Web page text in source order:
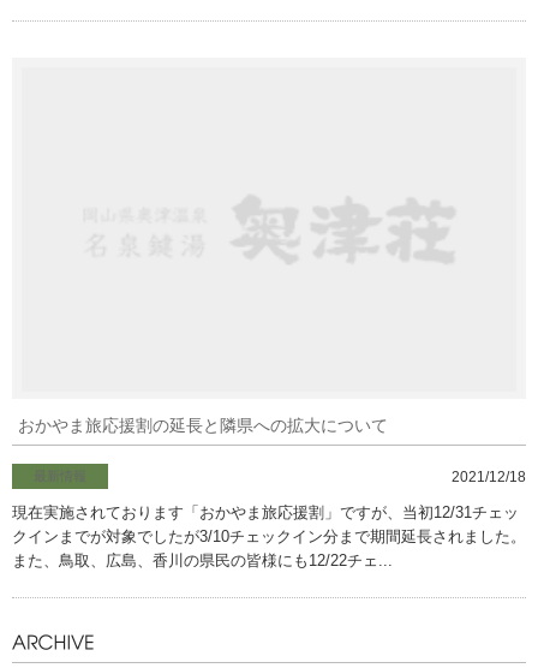
おかやま旅応援割の延長と隣県への拡大について
2021/12/18
現在実施されております「おかやま旅応援割」ですが、当初12/31チェッ
クインまでが対象でしたが3/10チェックイン分まで期間延長されました。
また、鳥取、広島、香川の県民の皆様にも12/22チェ...